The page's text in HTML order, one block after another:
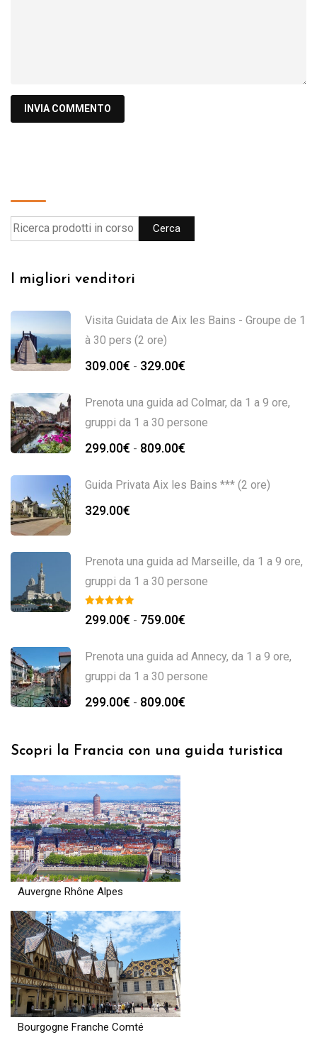
Cerca
I migliori venditori
Visita Guidata de Aix les Bains - Groupe de 1
à 30 pers (2 ore)
309.00€ - 329.00€
Prenota una guida ad Colmar, da 1 a 9 ore,
gruppi da 1 a 30 persone
299.00€ - 809.00€
Guida Privata Aix les Bains *** (2 ore)
329.00€
Prenota una guida ad Marseille, da 1 a 9 ore,
gruppi da 1 a 30 persone
299.00€ - 759.00€
Prenota una guida ad Annecy, da 1 a 9 ore,
gruppi da 1 a 30 persone
299.00€ - 809.00€
Scopri la Francia con una guida turistica
Auvergne Rhône Alpes
Bourgogne Franche Comté